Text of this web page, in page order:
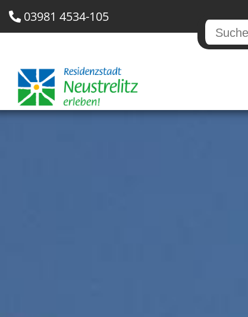
03981 4534-105